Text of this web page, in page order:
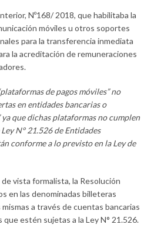
Nº168/ 2018, que habilitaba la
móviles u otros soportes
para la transferencia inmediata
la acreditación de remuneraciones
de pagos móviles” no
en entidades bancarias o
que dichas plataformas no cumplen
N° 21.526 de Entidades
conforme a lo previsto en la Ley de
vista formalista, la Resolución
en las denominadas billeteras
a través de cuentas bancarias
estén sujetas a la Ley N° 21.526.